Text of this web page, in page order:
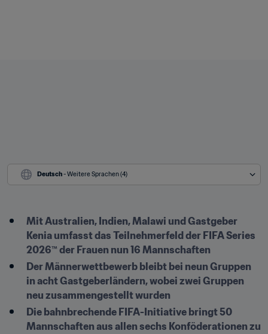
Deutsch - Weitere Sprachen (4)
Mit Australien, Indien, Malawi und Gastgeber
Kenia umfasst das Teilnehmerfeld der FIFA Series
2026™ der Frauen nun 16 Mannschaften
Der Männerwettbewerb bleibt bei neun Gruppen
in acht Gastgeberländern, wobei zwei Gruppen
neu zusammengestellt wurden
Die bahnbrechende FIFA-Initiative bringt 50
Mannschaften aus allen sechs Konföderationen zu